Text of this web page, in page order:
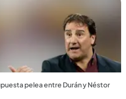
pelea entre Durán y Néstor